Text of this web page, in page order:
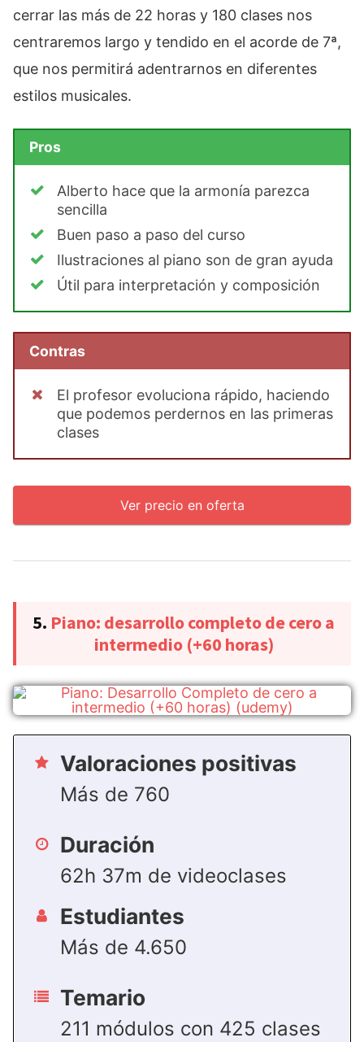
cerrar las más de 22 horas y 180 clases nos
centraremos largo y tendido en el acorde de 7ª,
que nos permitirá adentrarnos en diferentes
estilos musicales.
Pros
Alberto hace que la armonía parezca
sencilla
Buen paso a paso del curso
Ilustraciones al piano son de gran ayuda
Útil para interpretación y composición
Contras
El profesor evoluciona rápido, haciendo
que podemos perdernos en las primeras
clases
Ver precio en oferta
5. Piano: desarrollo completo de cero a
intermedio (+60 horas)
Valoraciones positivas
Más de 760
Duración
62h 37m de videoclases
Estudiantes
Más de 4.650
Temario
211 módulos con 425 clases